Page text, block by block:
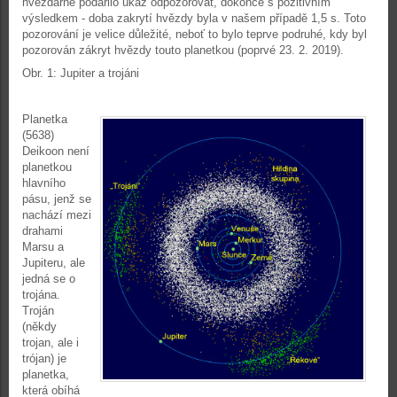
výsledkem - doba zakrytí hvězdy byla v našem případě 1,5 s. Toto
pozorování je velice důležité, neboť to bylo teprve podruhé, kdy byl
pozorován zákryt hvězdy touto planetkou (poprvé 23. 2. 2019).
Obr. 1: Jupiter a trojáni
Planetka
(5638)
Deikoon není
planetkou
hlavního
pásu, jenž se
nachází mezi
drahami
Marsu a
Jupiteru, ale
jedná se o
trojána.
Troján
(někdy
trojan, ale i
trójan) je
planetka,
která obíhá